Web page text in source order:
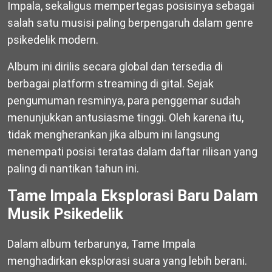
Impala, sekaligus mempertegas posisinya sebagai
salah satu musisi paling berpengaruh dalam genre
psikedelik modern.
Album ini dirilis secara global dan tersedia di
berbagai platform streaming di gital. Sejak
pengumuman resminya, para penggemar sudah
menunjukkan antusiasme tinggi. Oleh karena itu,
tidak mengherankan jika album ini langsung
menempati posisi teratas dalam daftar rilisan yang
paling di nantikan tahun ini.
Tame Impala Eksplorasi Baru Dalam
Musik Psikedelik
Dalam album terbarunya, Tame Impala
menghadirkan eksplorasi suara yang lebih berani.